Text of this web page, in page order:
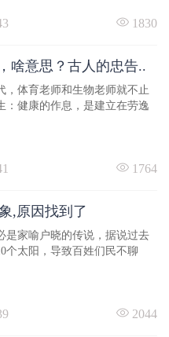
1830
啥意思？古人的忠告..
，体育老师和生物老师就不止
：健康的作息，是建立在劳逸
1764
,原因找到了
是家喻户晓的传说，据说过去
个太阳，导致百姓们民不聊
2044